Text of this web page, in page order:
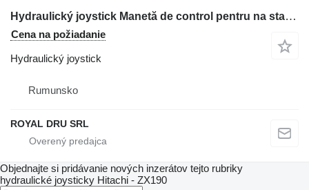
Hydraulický joystick Manetă de control pentru na stavebného stroja Hitachi EX 27U cu butoane roșii și cablu gri
Cena na požiadanie
Hydraulický joystick
Rumunsko
ROYAL DRU SRL
Objednajte si pridávanie nových inzerátov tejto rubriky
hydraulické joysticky Hitachi - ZX190